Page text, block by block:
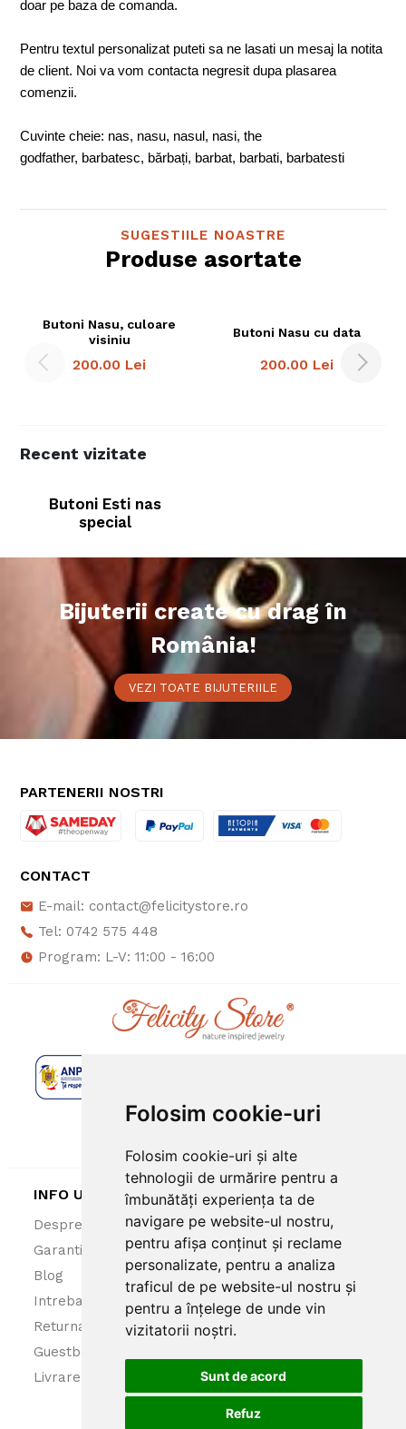
Folosim cookie-uri
Folosim cookie-uri și alte
tehnologii de urmărire pentru a
îmbunătăți experiența ta de
navigare pe website-ul nostru,
pentru afișa conținut și reclame
personalizate, pentru a analiza
traficul de pe website-ul nostru și
pentru a înțelege de unde vin
vizitatorii noștri.
Sunt de acord
Refuz
doar pe baza de comanda.
Pentru textul personalizat puteti sa ne lasati un mesaj la notita
de client. Noi va vom contacta negresit dupa plasarea
comenzii.
Cuvinte cheie: nas, nasu, nasul, nasi, the
godfather, barbatesc, bărbați, barbat, barbati, barbatesti
SUGESTIILE NOASTRE
Produse asortate
Butoni Nasu, culoare
visiniu
200.00 Lei
Butoni Nasu cu data
200.00 Lei
Recent vizitate
Butoni Esti nas
special
Bijuterii create cu drag în
România!
VEZI TOATE BIJUTERIILE
PARTENERII NOSTRI
CONTACT
E-mail: contact@felicitystore.ro
Tel: 0742 575 448
Program: L-V: 11:00 - 16:00
INFO UTILE
Despre noi
Garantie 100%
Blog
Intrebari frecvente
Returnare produse
Guestbook
Livrare
ANPC
Politica cookies
Politica confidentialitate
Termeni si conditii